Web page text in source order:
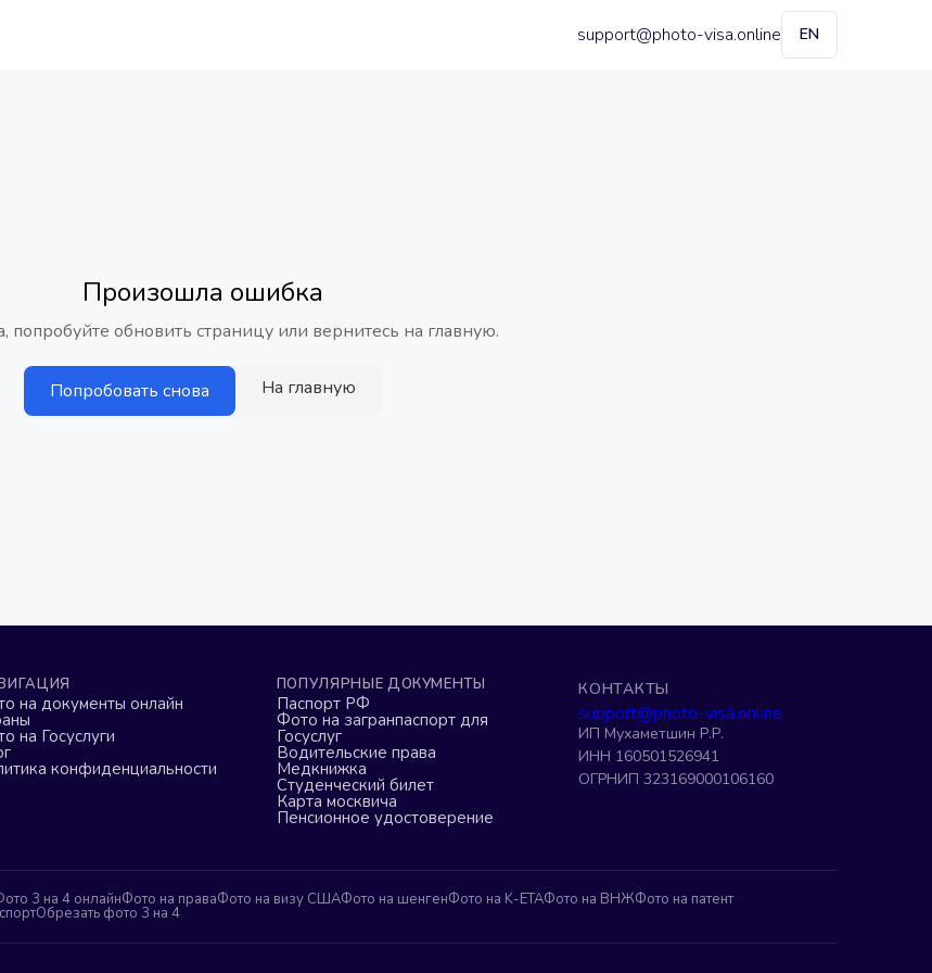
support@photo-visa.online EN
Произошла ошибка
попробуйте обновить страницу или вернитесь на главную.
Попробовать снова На главную
на документы онлайн
на Госуслуги
конфиденциальности
ПОПУЛЯРНЫЕ ДОКУМЕНТЫ
Паспорт РФ
Фото на загранпаспорт для
Госуслуг
Водительские права
Медкнижка
Студенческий билет
Карта москвича
Пенсионное удостоверение
КОНТАКТЫ
support@photo-visa.online
ИП Мухаметшин Р.Р.
ИНН 160501526941
ОГРНИП 323169000106160
3 на 4 онлайнФото на праваФото на визу СШАФото на шенгенФото на K-ETAФото на ВНЖФото на патент
Обрезать фото 3 на 4